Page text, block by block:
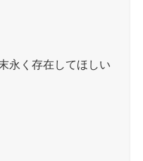
永く存在してほしい